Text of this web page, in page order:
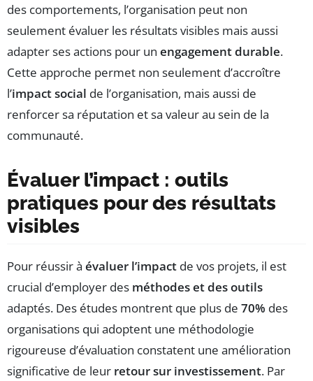
des comportements, l’organisation peut non
seulement évaluer les résultats visibles mais aussi
adapter ses actions pour un engagement durable.
Cette approche permet non seulement d’accroître
l’impact social de l’organisation, mais aussi de
renforcer sa réputation et sa valeur au sein de la
communauté.
Évaluer l’impact : outils
pratiques pour des résultats
visibles
Pour réussir à évaluer l’impact de vos projets, il est
crucial d’employer des méthodes et des outils
adaptés. Des études montrent que plus de 70% des
organisations qui adoptent une méthodologie
rigoureuse d’évaluation constatent une amélioration
significative de leur retour sur investissement. Par